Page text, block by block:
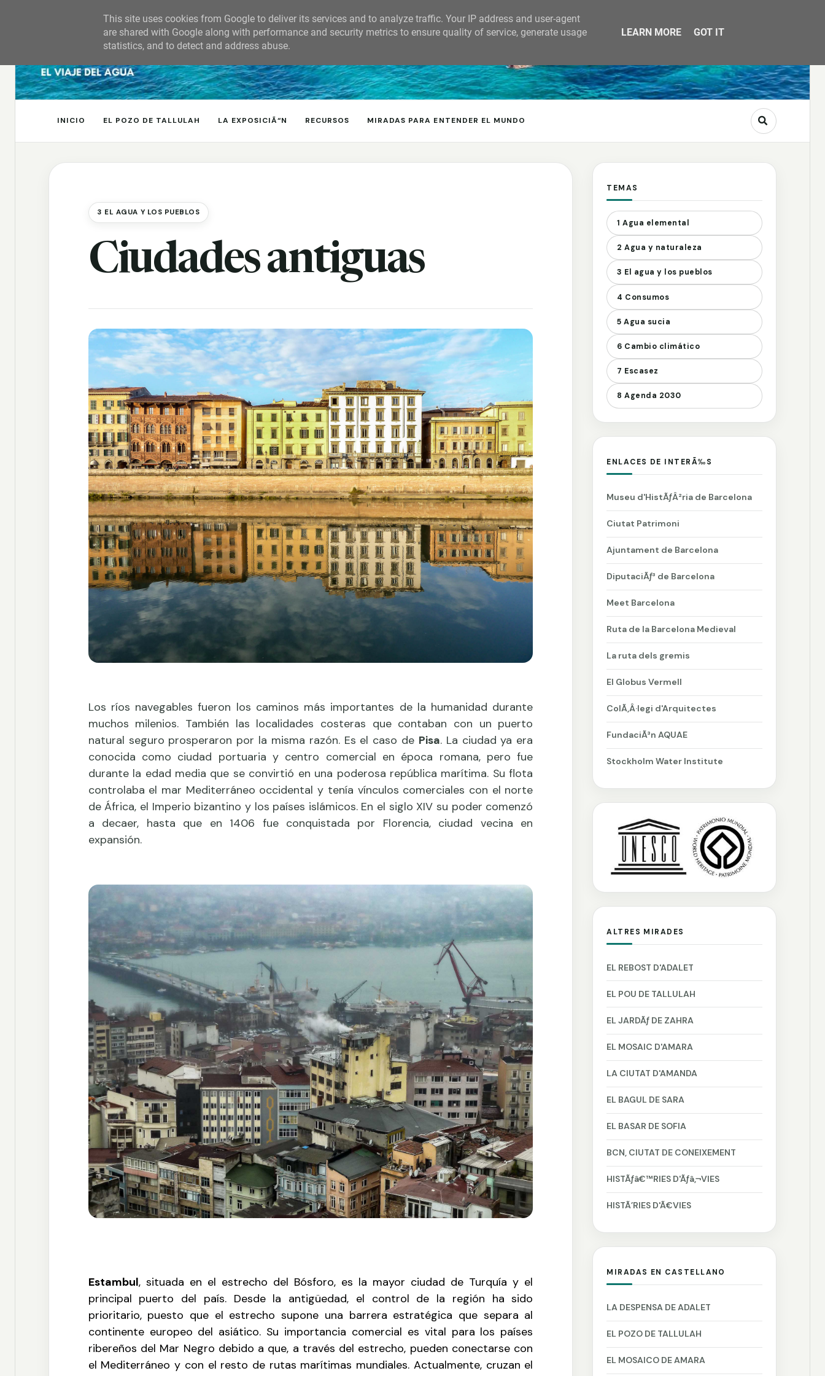
INICIO EL POZO DE TALLULAH LA EXPOSICIÃ“N RECURSOS MIRADAS PARA ENTENDER EL MUNDO
3 EL AGUA Y LOS PUEBLOS
Ciudades antiguas
Los ríos navegables fueron los caminos más importantes de la humanidad durante
muchos milenios. También las localidades costeras que contaban con un puerto
natural seguro prosperaron por la misma razón. Es el caso de Pisa. La ciudad ya era
conocida como ciudad portuaria y centro comercial en época romana, pero fue
durante la edad media que se convirtió en una poderosa república marítima. Su flota
controlaba el mar Mediterráneo occidental y tenía vínculos comerciales con el norte
de África, el Imperio bizantino y los países islámicos. En el siglo XIV su poder comenzó
a decaer, hasta que en 1406 fue conquistada por Florencia, ciudad vecina en
expansión.
Estambul, situada en el estrecho del Bósforo, es la mayor ciudad de Turquía y el
principal puerto del país. Desde la antigüedad, el control de la región ha sido
prioritario, puesto que el estrecho supone una barrera estratégica que separa al
continente europeo del asiático. Su importancia comercial es vital para los países
ribereños del Mar Negro debido a que, a través del estrecho, pueden conectarse con
el Mediterráneo y con el resto de rutas marítimas mundiales. Actualmente, cruzan el
TEMAS
1 Agua elemental
2 Agua y naturaleza
3 El agua y los pueblos
4 Consumos
5 Agua sucia
6 Cambio climático
7 Escasez
8 Agenda 2030
ENLACES DE INTERÃ‰S
Museu d'HistÃƒÂ²ria de Barcelona
Ciutat Patrimoni
Ajuntament de Barcelona
DiputaciÃƒ³ de Barcelona
Meet Barcelona
Ruta de la Barcelona Medieval
La ruta dels gremis
El Globus Vermell
ColÃ‚Â·legi d'Arquitectes
FundaciÃ³n AQUAE
Stockholm Water Institute
ALTRES MIRADES
EL REBOST D'ADALET
EL POU DE TALLULAH
EL JARDÃƒ DE ZAHRA
EL MOSAIC D'AMARA
LA CIUTAT D'AMANDA
EL BAGUL DE SARA
EL BASAR DE SOFIA
BCN, CIUTAT DE CONEIXEMENT
HISTÃƒâ€™RIES D'Ãƒâ‚¬VIES
HISTÃ’RIES D'Ã€VIES
MIRADAS EN CASTELLANO
LA DESPENSA DE ADALET
EL POZO DE TALLULAH
EL MOSAICO DE AMARA
This site uses cookies from Google to deliver its services and to analyze traffic. Your IP address and user-agent
are shared with Google along with performance and security metrics to ensure quality of service, generate usage
statistics, and to detect and address abuse.
LEARN MORE GOT IT